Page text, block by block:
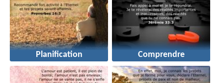
Planification Comprendre